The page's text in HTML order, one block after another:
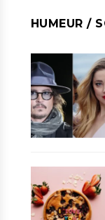
HUMEUR /